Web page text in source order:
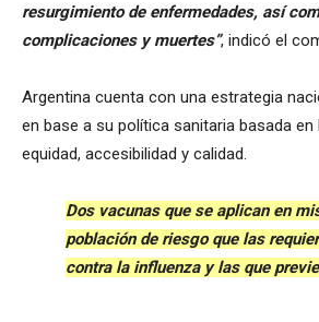
resurgimiento de enfermedades, así
complicaciones y muertes”, indicó el
Argentina cuenta con una estrategia
en base a su política sanitaria basada
equidad, accesibilidad y calidad.
Dos vacunas que se aplican en
población de riesgo que las
contra la influenza y las que